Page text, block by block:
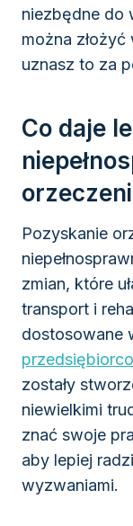
niezbędne do
można
uznasz to za
Co daje
Pozyskanie
zmian, które
transport i
dostosowane
zostały
niewielkimi
znać swoje
aby lepiej
wyzwaniami.